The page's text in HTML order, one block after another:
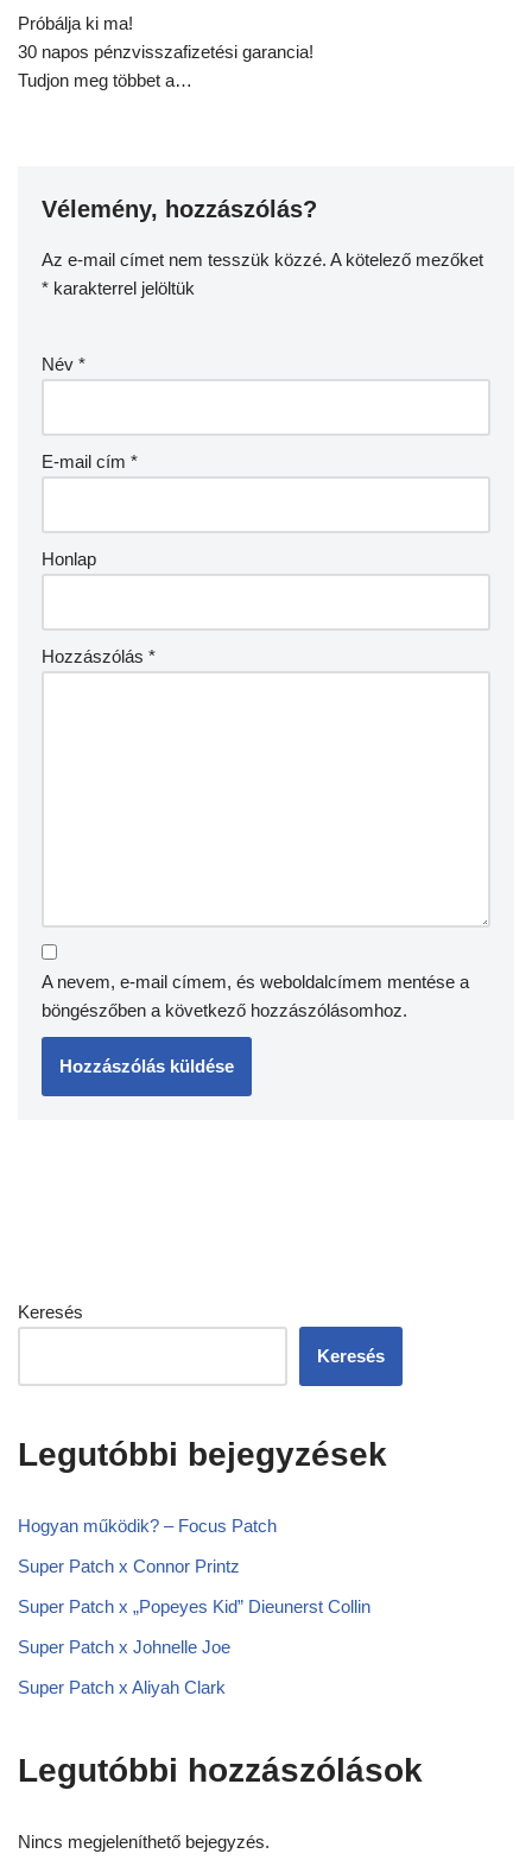
Próbálja ki ma!
30 napos pénzvisszafizetési garancia!
Tudjon meg többet a…
Vélemény, hozzászólás?
Az e-mail címet nem tesszük közzé. A kötelező mezőket
* karakterrel jelöltük
Név *
E-mail cím *
Honlap
Hozzászólás *
A nevem, e-mail címem, és weboldalcímem mentése a
böngészőben a következő hozzászólásomhoz.
Keresés
Keresés
Legutóbbi bejegyzések
Hogyan működik? – Focus Patch
Super Patch x Connor Printz
Super Patch x „Popeyes Kid” Dieunerst Collin
Super Patch x Johnelle Joe
Super Patch x Aliyah Clark
Legutóbbi hozzászólások
Nincs megjeleníthető bejegyzés.